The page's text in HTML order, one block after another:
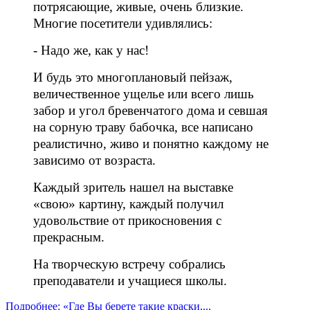
потрясающие, живые, очень близкие.
Многие посетители удивлялись:
- Надо же, как у нас!
И будь это многоплановый пейзаж,
величественное ущелье или всего лишь
забор и угол бревенчатого дома и севшая
на сорную траву бабочка, все написано
реалистично, живо и понятно каждому не
зависимо от возраста.
Каждый зритель нашел на выставке
«свою» картину, каждый получил
удовольствие от прикосновения с
прекрасным.
На творческую встречу собрались
преподаватели и учащиеся школы.
Подробнее: «Где Вы берете такие краски,...